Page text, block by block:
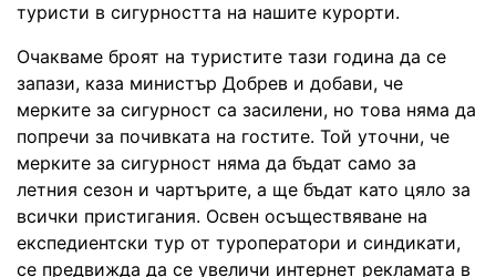
туристи в сигурността на нашите курорти.
Очакваме броят на туристите тази година да се
запази, каза министър Добрев и добави, че
мерките за сигурност са засилени, но това няма да
попречи за почивката на гостите. Той уточни, че
мерките за сигурност няма да бъдат само за
летния сезон и чартърите, а ще бъдат като цяло за
всички пристигания. Освен осъществяване на
експедиентски тур от туроператори и синдикати,
се предвижда да се увеличи интернет рекламата в